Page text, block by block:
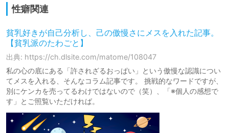
性癖関連
貧乳好きが自己分析し、己の傲慢さにメスを入れた記事。
【貧乳派のたわごと】
出典: https://ch.dlsite.com/matome/108047
私の心の底にある「許されざるおっぱい」という傲慢な認識につい
てメスを入れる、そんなコラム記事です。 挑戦的なワードですが、
別にケンカを売ってるわけではないので（笑）、「※個人の感想で
す」とご照覧いただければ。